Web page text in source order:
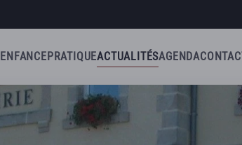
ENFANCEPRATIQUEACTUALITÉSAGENDA